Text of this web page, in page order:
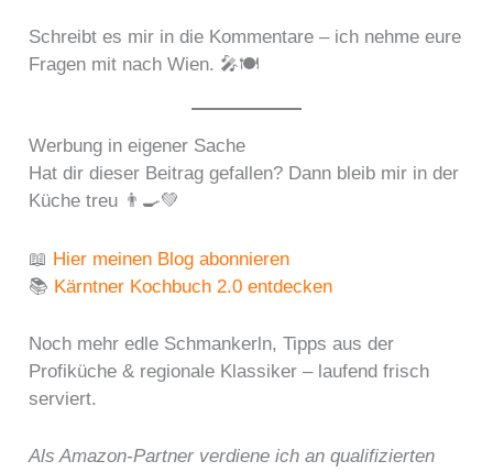
Schreibt es mir in die Kommentare – ich nehme eure
Fragen mit nach Wien. 🎤🍽️
Werbung in eigener Sache
Hat dir dieser Beitrag gefallen? Dann bleib mir in der
Küche treu 👨‍🍳💚
📖 Hier meinen Blog abonnieren
📚 Kärntner Kochbuch 2.0 entdecken
Noch mehr edle Schmankerln, Tipps aus der
Profiküche & regionale Klassiker – laufend frisch
serviert.
Als Amazon-Partner verdiene ich an qualifizierten